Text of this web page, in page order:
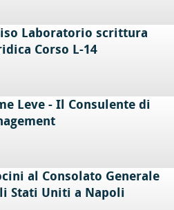
Laboratorio scrittura
Corso L-14
Leve - Il Consulente di
al Consolato Generale
Stati Uniti a Napoli